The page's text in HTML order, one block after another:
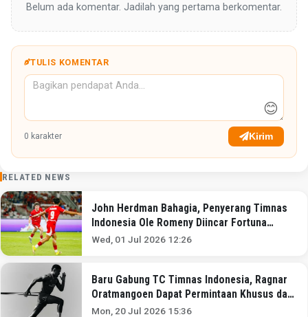
Belum ada komentar. Jadilah yang pertama berkomentar.
TULIS KOMENTAR
😊
0 karakter Kirim
RELATED NEWS
John Herdman Bahagia, Penyerang Timnas
Indonesia Ole Romeny Diincar Fortuna
Sittard!
Wed, 01 Jul 2026 12:26
Baru Gabung TC Timnas Indonesia, Ragnar
Oratmangoen Dapat Permintaan Khusus dari
John Herdman
Mon, 20 Jul 2026 15:36